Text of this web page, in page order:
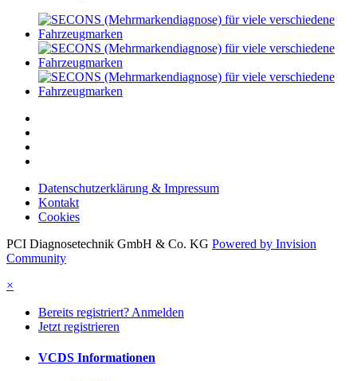
Datenschutzerklärung & Impressum
Kontakt
Cookies
PCI Diagnosetechnik GmbH & Co. KG Powered by Invision
Community
×
Bereits registriert? Anmelden
Jetzt registrieren
VCDS Informationen